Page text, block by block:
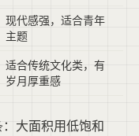
现代感强，适合青年
主题
适合传统文化类，有
岁月厚重感
大面积用低饱和